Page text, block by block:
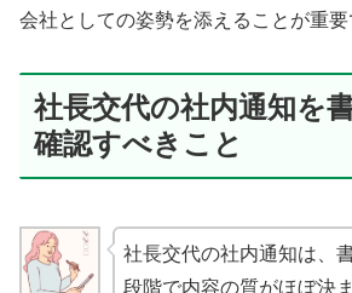
会社としての姿勢を添えることが重要
社長交代の社内通知を
確認すべきこと
社長交代の社内通知は、
段階で内容の質がほぼ決